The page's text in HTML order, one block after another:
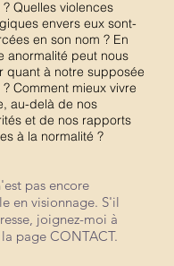
? Quelles violences
envers eux sont-
en son nom ? En
anormalité peut nous
quant à notre supposée
Comment mieux vivre
au-delà de nos
et de nos rapports
à la normalité ?
pas encore
en visionnage. S'il
joignez-moi à
page CONTACT.